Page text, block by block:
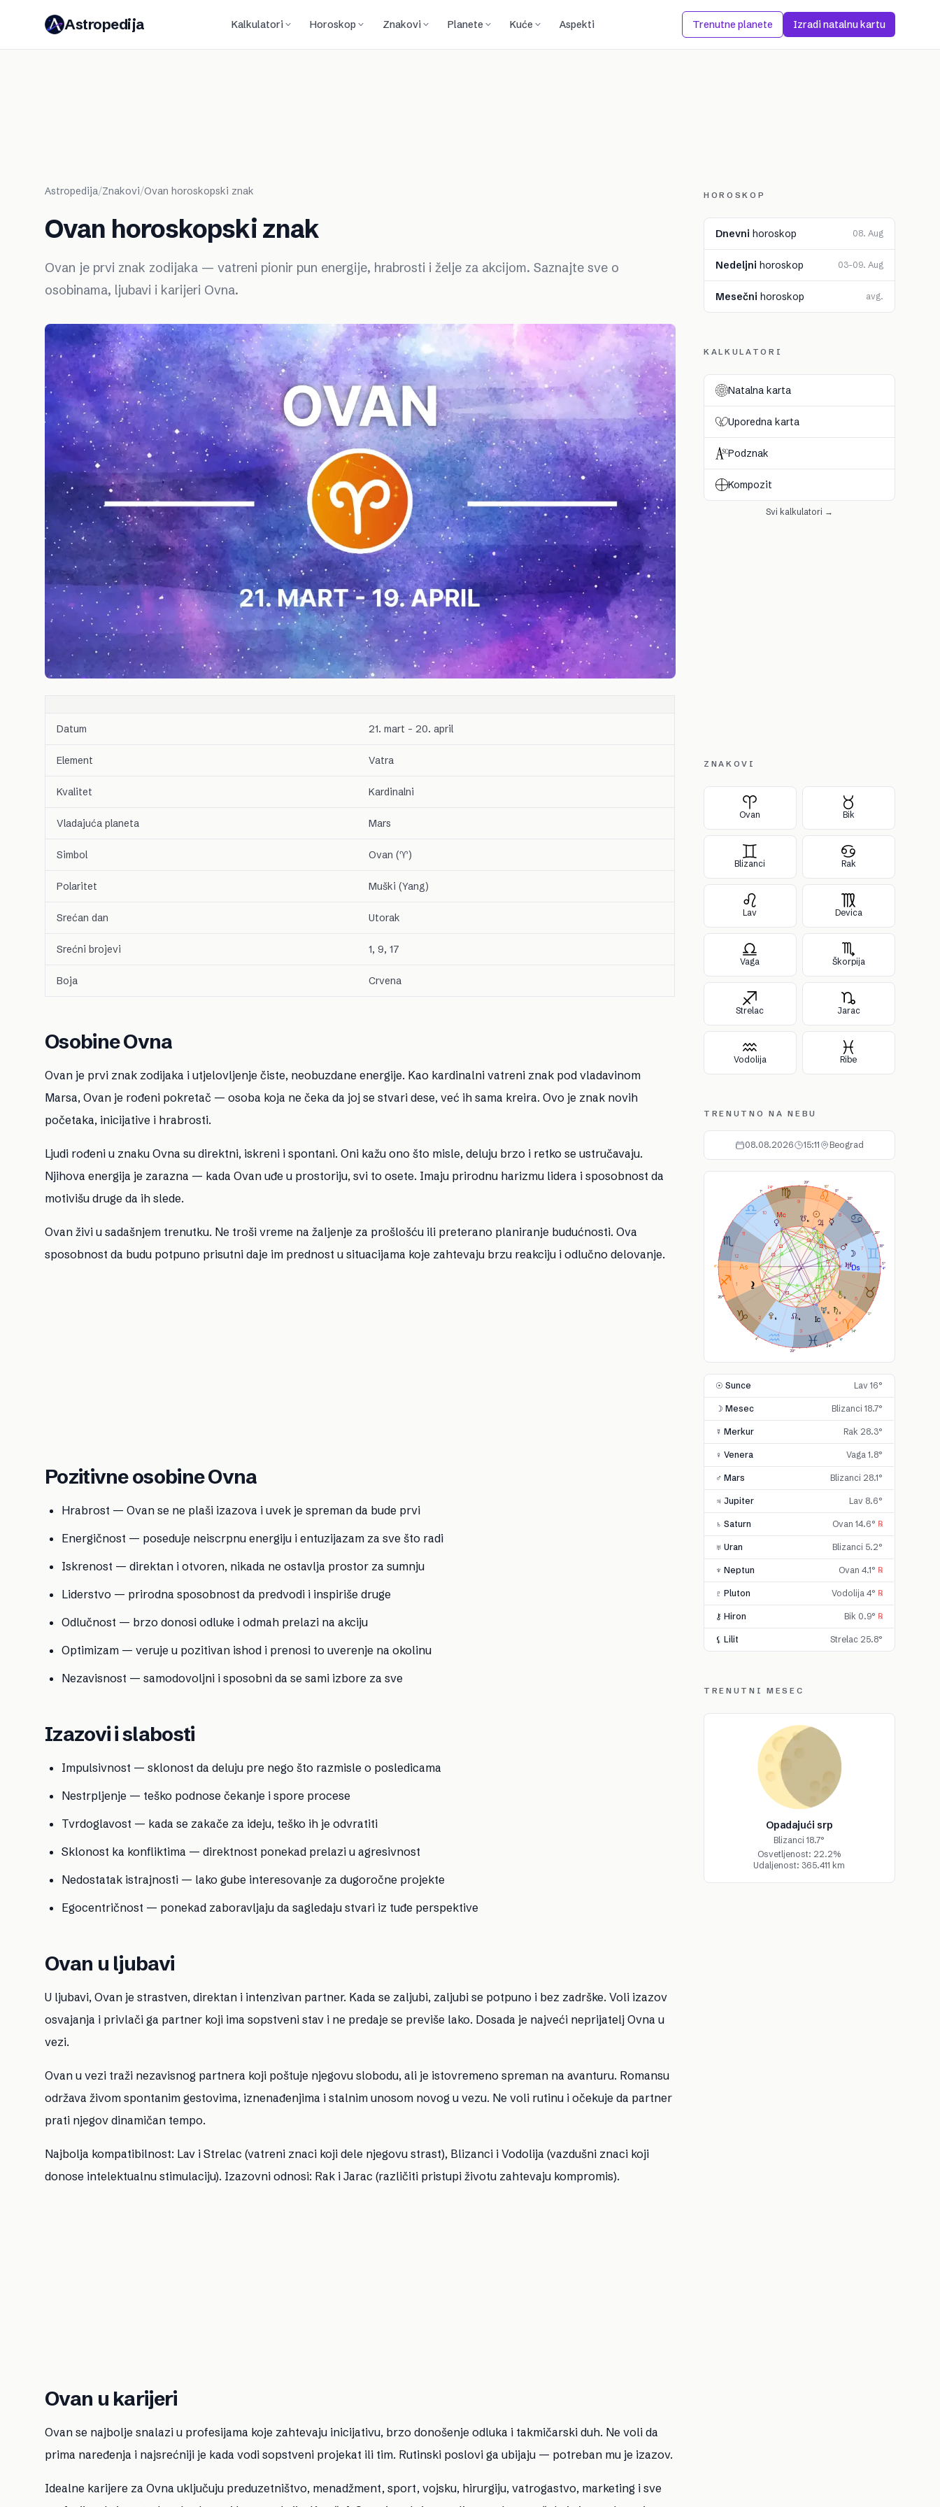
Astropedija Kalkulatori Horoskop Znakovi Planete Kuće Aspekti Trenutne planete Izradi natalnu kartu
Astropedija/Znakovi/Ovan horoskopski znak
Ovan horoskopski znak
Ovan je prvi znak zodijaka — vatreni pionir pun energije, hrabrosti i želje za akcijom. Saznajte sve o
osobinama, ljubavi i karijeri Ovna.
Datum 21. mart – 20. april
Element Vatra
Kvalitet Kardinalni
Vladajuća planeta Mars
Simbol Ovan (♈)
Polaritet Muški (Yang)
Srećan dan Utorak
Srećni brojevi 1, 9, 17
Boja Crvena
Osobine Ovna
Ovan je prvi znak zodijaka i utjelovljenje čiste, neobuzdane energije. Kao kardinalni vatreni znak pod vladavinom
Marsa, Ovan je rođeni pokretač — osoba koja ne čeka da joj se stvari dese, već ih sama kreira. Ovo je znak novih
početaka, inicijative i hrabrosti.
Ljudi rođeni u znaku Ovna su direktni, iskreni i spontani. Oni kažu ono što misle, deluju brzo i retko se ustručavaju.
Njihova energija je zarazna — kada Ovan uđe u prostoriju, svi to osete. Imaju prirodnu harizmu lidera i sposobnost da
motivišu druge da ih slede.
Ovan živi u sadašnjem trenutku. Ne troši vreme na žaljenje za prošlošću ili preterano planiranje budućnosti. Ova
sposobnost da budu potpuno prisutni daje im prednost u situacijama koje zahtevaju brzu reakciju i odlučno delovanje.
Pozitivne osobine Ovna
Hrabrost — Ovan se ne plaši izazova i uvek je spreman da bude prvi
Energičnost — poseduje neiscrpnu energiju i entuzijazam za sve što radi
Iskrenost — direktan i otvoren, nikada ne ostavlja prostor za sumnju
Liderstvo — prirodna sposobnost da predvodi i inspiriše druge
Odlučnost — brzo donosi odluke i odmah prelazi na akciju
Optimizam — veruje u pozitivan ishod i prenosi to uverenje na okolinu
Nezavisnost — samodovoljni i sposobni da se sami izbore za sve
Izazovi i slabosti
Impulsivnost — sklonost da deluju pre nego što razmisle o posledicama
Nestrpljenje — teško podnose čekanje i spore procese
Tvrdoglavost — kada se zakače za ideju, teško ih je odvratiti
Sklonost ka konfliktima — direktnost ponekad prelazi u agresivnost
Nedostatak istrajnosti — lako gube interesovanje za dugoročne projekte
Egocentričnost — ponekad zaboravljaju da sagledaju stvari iz tuđe perspektive
Ovan u ljubavi
U ljubavi, Ovan je strastven, direktan i intenzivan partner. Kada se zaljubi, zaljubi se potpuno i bez zadrške. Voli izazov
osvajanja i privlači ga partner koji ima sopstveni stav i ne predaje se previše lako. Dosada je najveći neprijatelj Ovna u
vezi.
Ovan u vezi traži nezavisnog partnera koji poštuje njegovu slobodu, ali je istovremeno spreman na avanturu. Romansu
održava živom spontanim gestovima, iznenađenjima i stalnim unosom novog u vezu. Ne voli rutinu i očekuje da partner
prati njegov dinamičan tempo.
Najbolja kompatibilnost: Lav i Strelac (vatreni znaci koji dele njegovu strast), Blizanci i Vodolija (vazdušni znaci koji
donose intelektualnu stimulaciju). Izazovni odnosi: Rak i Jarac (različiti pristupi životu zahtevaju kompromis).
Ovan u karijeri
Ovan se najbolje snalazi u profesijama koje zahtevaju inicijativu, brzo donošenje odluka i takmičarski duh. Ne voli da
prima naređenja i najsrećniji je kada vodi sopstveni projekat ili tim. Rutinski poslovi ga ubijaju — potreban mu je izazov.
Idealne karijere za Ovna uključuju preduzetništvo, menadžment, sport, vojsku, hirurgiju, vatrogastvo, marketing i sve
HOROSKOP
Dnevni horoskop 08. Aug
Nedeljni horoskop 03–09. Aug
Mesečni horoskop avg.
KALKULATORI
Natalna karta
Uporedna karta
Podznak
Kompozit
Svi kalkulatori →
ZNAKOVI
Ovan Bik
Blizanci Rak
Lav Devica
Vaga Škorpija
Strelac Jarac
Vodolija Ribe
TRENUTNO NA NEBU
08.08.2026 15:11 Beograd
1
2
3
4
5
6
7
8
9
10
11
12
16°
18°
28°
1°
28°
8°
14°
5°
4°
4°
29°
0°
4°
24°
4°
24°
25°
29°
☉ Sunce Lav 16°
☽ Mesec Blizanci 18.7°
☿ Merkur Rak 28.3°
♀ Venera Vaga 1.8°
♂ Mars Blizanci 28.1°
♃ Jupiter Lav 8.6°
♄ Saturn Ovan 14.6° ℞
♅ Uran Blizanci 5.2°
♆ Neptun Ovan 4.1° ℞
♇ Pluton Vodolija 4° ℞
⚷ Hiron Bik 0.9° ℞
⚸ Lilit Strelac 25.8°
TRENUTNI MESEC
Opadajući srp
Blizanci 18.7°
Osvetljenost: 22.2%
Udaljenost: 365.411 km